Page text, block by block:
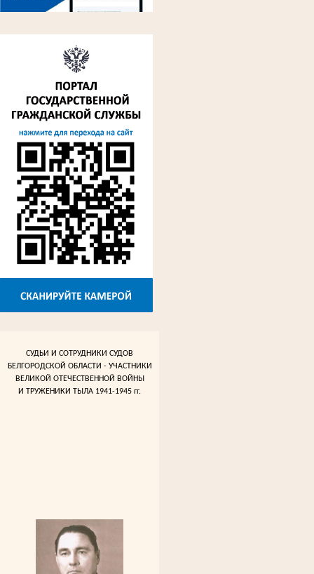
СУДЬИ И СОТРУДНИКИ СУДОВ
БЕЛГОРОДСКОЙ ОБЛАСТИ - УЧАСТНИКИ
ВЕЛИКОЙ ОТЕЧЕСТВЕННОЙ ВОЙНЫ
И ТРУЖЕНИКИ ТЫЛА 1941-1945 гг.